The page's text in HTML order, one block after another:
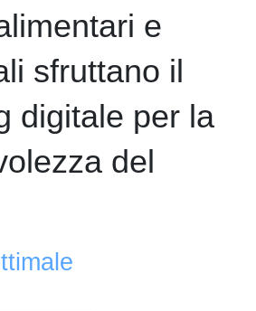
e
sfruttano il
digitale per la
del